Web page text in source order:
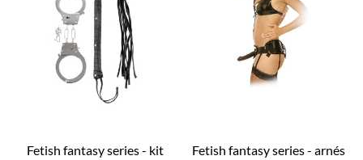
fetish fantasy series - kit
fetish fantasy series - arnés